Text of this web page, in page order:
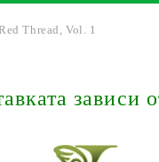
OH! TCG
NOVEL
ФИГУРКИ
Thread, Vol. 1
зависи